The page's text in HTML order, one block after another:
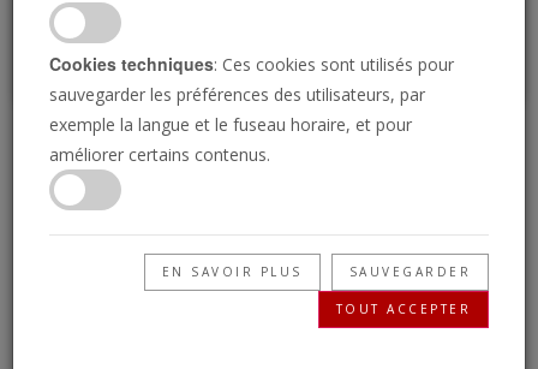
Pourquoi le mariage ?
Un mariage heureux vaut mieux que mille
milliard de dollars. Apprenez pourquoi,
maintenant, sur la Clef de David avec Gerald
Cookies techniques: Ces cookies sont utilisés pour
sauvegarder les préférences des utilisateurs, par
exemple la langue et le fuseau horaire, et pour
améliorer certains contenus.
EN SAVOIR PLUS SAUVEGARDER
TOUT ACCEPTER